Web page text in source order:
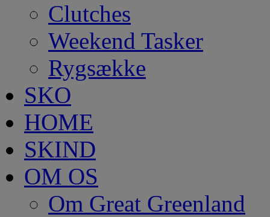
Clutches
Weekend Tasker
Rygsække
SKO
HOME
SKIND
OM OS
Om Great Greenland